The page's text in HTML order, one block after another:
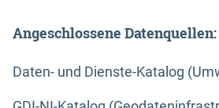
Angeschlossene Datenquellen:
Daten- und Dienste-Katalog